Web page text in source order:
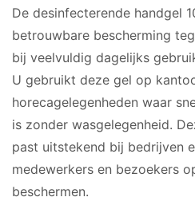
De desinfecterende handgel
betrouwbare bescherming
bij veelvuldig dagelijks
U gebruikt deze gel op
horecagelegenheden waar
is zonder wasgelegenheid.
past uitstekend bij bedrijven
medewerkers en bezoekers
beschermen.